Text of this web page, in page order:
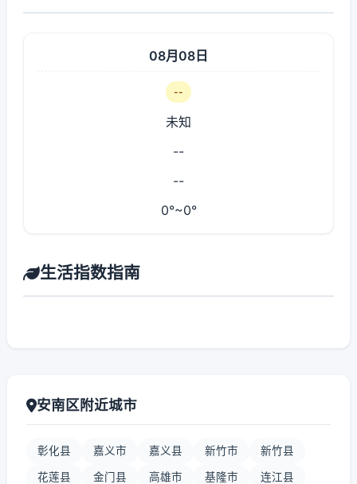
08月08日
--
未知
--
--
0°~0°
生活指数指南
安南区附近城市
彰化县 嘉义市 嘉义县 新竹市 新竹县
花莲县 金门县 高雄市 基隆市 连江县